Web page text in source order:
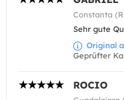
Constanta
Sehr gute
Original
Geprüfter
ROCIO